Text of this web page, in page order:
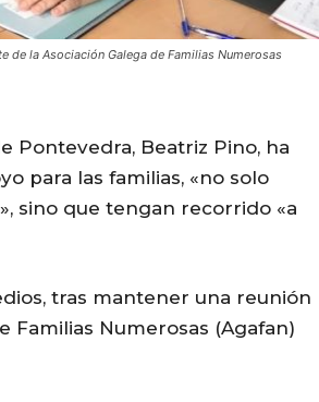
de la Asociación Galega de Familias Numerosas
Pontevedra, Beatriz Pino, ha
para las familias, «no solo
sino que tengan recorrido «a
tras mantener una reunión
Familias Numerosas (Agafan)